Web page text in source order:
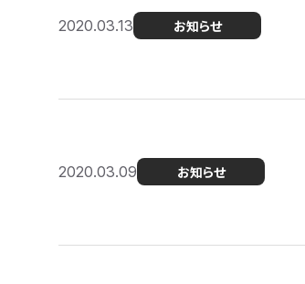
2020.03.13 お知らせ
2020.03.09 お知らせ